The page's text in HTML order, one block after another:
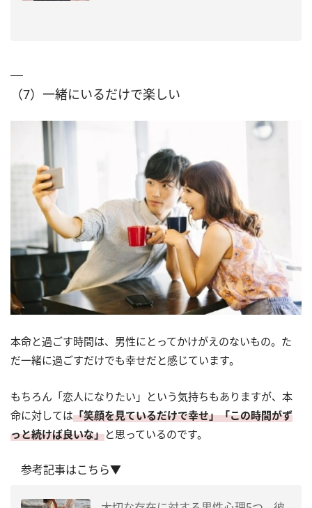
（7）一緒にいるだけで楽しい
本命と過ごす時間は、男性にとってかけがえのないもの。た
だ一緒に過ごすだけでも幸せだと感じています。
もちろん「恋人になりたい」という気持ちもありますが、本
命に対しては「笑顔を見ているだけで幸せ」「この時間がず
っと続けば良いな」と思っているのです。
参考記事はこちら▼